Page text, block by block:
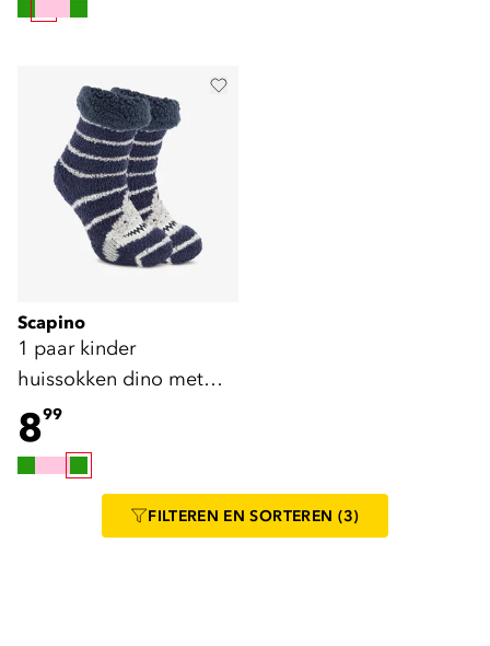
Scapino
1 paar kinder
huissokken dino met
antislip
899
FILTEREN EN SORTEREN (3)